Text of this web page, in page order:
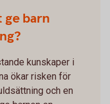
barn
kunskaper i
ökar risken för
och en